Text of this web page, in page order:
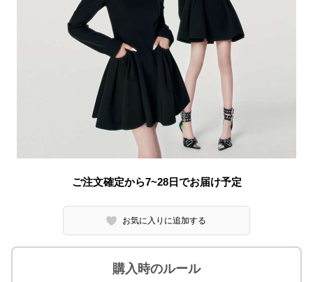
ご注文確定から7~28日でお届け予定
お気に入りに追加する
購入時のルール